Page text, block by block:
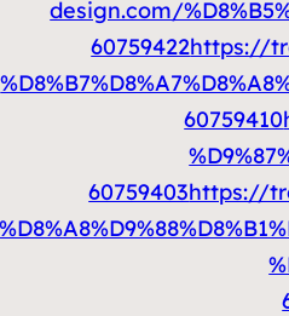
design.com/
60759422https://
60759410
60759403https://